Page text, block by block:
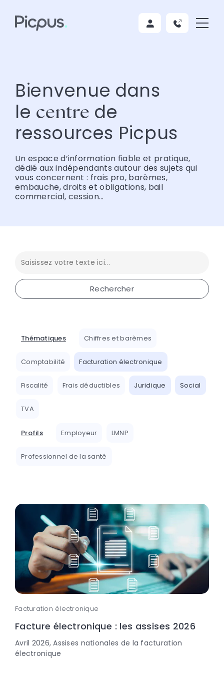
Bienvenue dans
le centre de
ressources Picpus
Un espace d’information fiable et pratique,
dédié aux indépendants autour des sujets qui
vous concernent : frais pro, barèmes,
embauche, droits et obligations, bail
commercial, cession…
Thématiques Chiffres et barèmes
Comptabilité Facturation électronique
Fiscalité Frais déductibles Juridique Social
TVA
Profils Employeur LMNP
Professionnel de la santé
Facturation électronique
Facture électronique : les assises 2026
Avril 2026, Assises nationales de la facturation
électronique